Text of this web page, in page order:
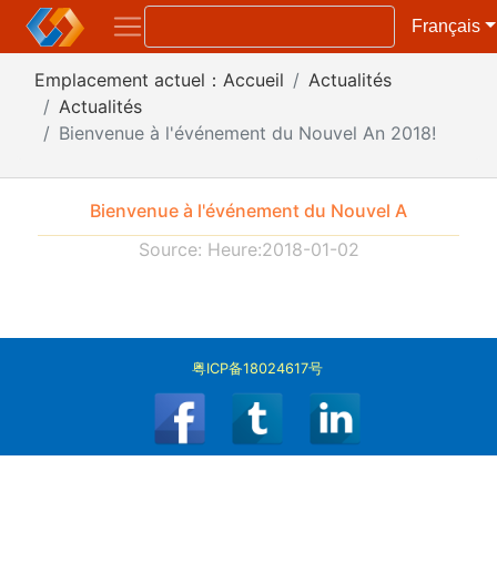
Français
Emplacement actuel： Accueil
Actualités
Actualités
Bienvenue à l'événement du Nouvel An 2018!
Bienvenue à l'événement du Nouvel A
Source: Heure:2018-01-02
粤ICP备18024617号